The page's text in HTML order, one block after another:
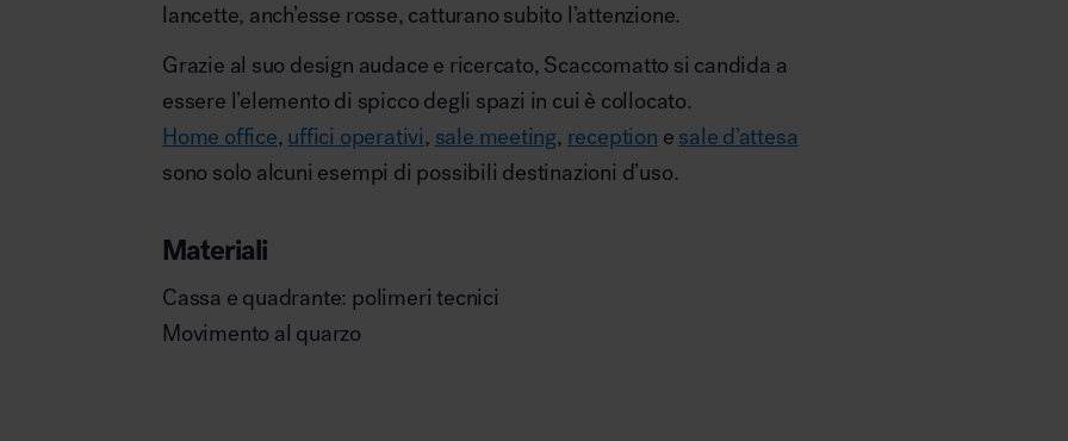
lancette, anch’esse rosse, catturano subito l’attenzione.
Grazie al suo design audace e ricercato, Scaccomatto si candida a
essere l’elemento di spicco degli spazi in cui è collocato.
Home office, uffici operativi, sale meeting, reception e sale d’attesa
sono solo alcuni esempi di possibili destinazioni d’uso.
Materiali
Cassa e quadrante: polimeri tecnici
Movimento al quarzo